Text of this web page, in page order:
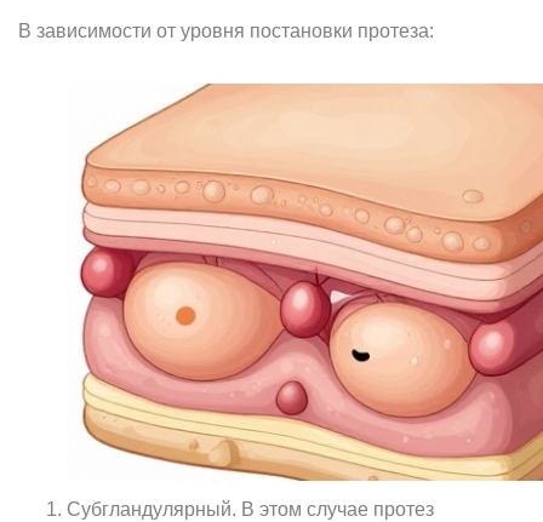
В зависимости от уровня постановки протеза:
Субгландулярный. В этом случае протез